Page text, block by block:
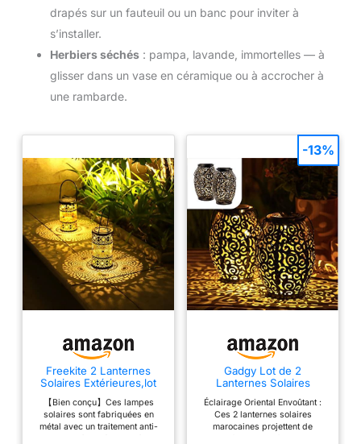
drapés sur un fauteuil ou un banc pour inviter à
s’installer.
Herbiers séchés : pampa, lavande, immortelles — à
glisser dans un vase en céramique ou à accrocher à
une rambarde.
Freekite 2 Lanternes
Solaires Extérieures,lot
de 2 Lampes Solaires de
Jardin en Métal avec
piquets de terre,
Lumières Solaire
【Bien conçu】Ces lampes
solaires sont fabriquées en
métal avec un traitement anti-
Gadgy Lot de 2
Lanternes Solaires
Marocaines – Lampes
LED Extérieures
Étanches à Suspendre ou
à Poser – Éclairage
Éclairage Oriental Envoûtant :
Ces 2 lanternes solaires
marocaines projettent de
-13%